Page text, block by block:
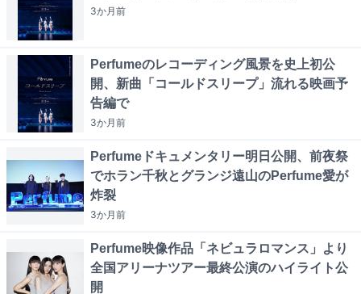
3か月前
Perfumeのレコーディング風景を史上初公
開、新曲「コールドスリープ」流れる映画予
告編で
3か月前
Perfumeドキュメンタリー明日公開、前夜祭
でホラン千秋とグランジ遠山のPerfume愛が
炸裂
3か月前
Perfume映像作品「ネビュラロマンス」より
全国アリーナツアー最終公演のハイライト公
開